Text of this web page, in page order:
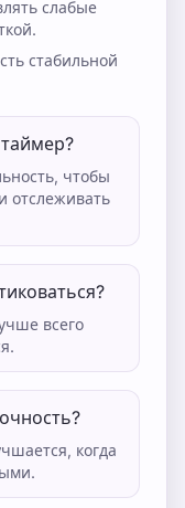
слабые
стабильной
чтобы
отслеживать
всего
когда